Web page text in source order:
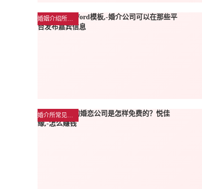
婚姻介绍所行业动态
婚介所常见问题解答